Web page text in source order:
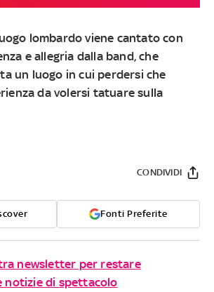
lombardo viene cantato con
e allegria dalla band, che
un luogo in cui perdersi che
da volersi tatuare sulla
Fonti Preferite
CONDIVIDI
newsletter per restare
notizie di spettacolo